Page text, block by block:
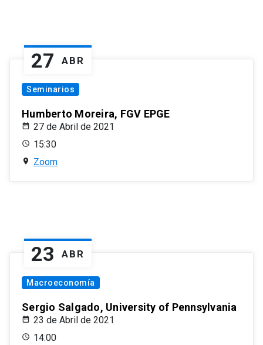
27 ABR
Seminarios
Humberto Moreira, FGV EPGE
27 de Abril de 2021
15:30
Zoom
23 ABR
Macroeconomía
Sergio Salgado, University of Pennsylvania
23 de Abril de 2021
14:00